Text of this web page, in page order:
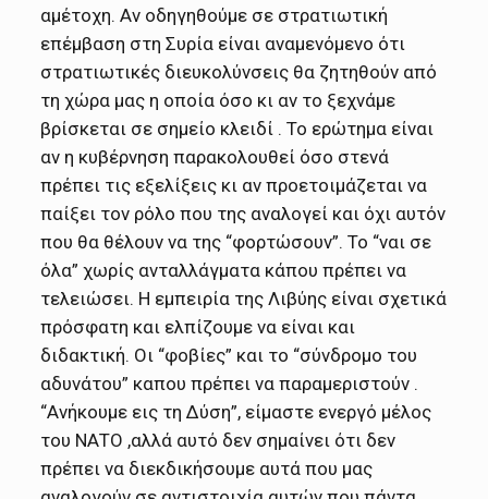
αμέτοχη. Αν οδηγηθούμε σε στρατιωτική
επέμβαση στη Συρία είναι αναμενόμενο ότι
στρατιωτικές διευκολύνσεις θα ζητηθούν από
τη χώρα μας η οποία όσο κι αν το ξεχνάμε
βρίσκεται σε σημείο κλειδί . Το ερώτημα είναι
αν η κυβέρνηση παρακολουθεί όσο στενά
πρέπει τις εξελίξεις κι αν προετοιμάζεται να
παίξει τον ρόλο που της αναλογεί και όχι αυτόν
που θα θέλουν να της “φορτώσουν”. Το “ναι σε
όλα” χωρίς ανταλλάγματα κάπου πρέπει να
τελειώσει. Η εμπειρία της Λιβύης είναι σχετικά
πρόσφατη και ελπίζουμε να είναι και
διδακτική. Οι “φοβίες” και το “σύνδρομο του
αδυνάτου” καπου πρέπει να παραμεριστούν .
“Ανήκουμε εις τη Δύση”, είμαστε ενεργό μέλος
του ΝΑΤΟ ,αλλά αυτό δεν σημαίνει ότι δεν
πρέπει να διεκδικήσουμε αυτά που μας